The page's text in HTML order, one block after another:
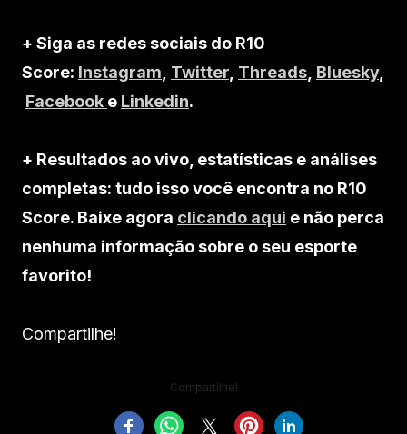
+ Siga as redes sociais do R10
Score: Instagram Twitter Threads Bluesky,
Facebook e Linkedin.
+ Resultados ao vivo, estatísticas e análises
completas: tudo isso você encontra no R10
Score. Baixe agora clicando aqui e não perca
nenhuma informação sobre o seu esporte
favorito!
Compartilhe!
Compartilhe!